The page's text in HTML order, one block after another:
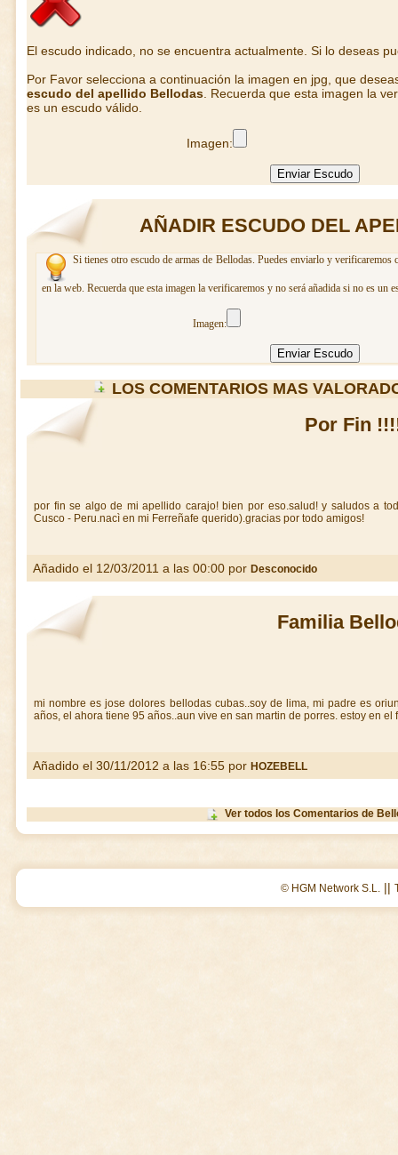
El escudo indicado, no se encuentra actualmente. Si lo deseas
Por Favor selecciona a continuación la imagen en jpg, que
escudo del apellido Bellodas. Recuerda que esta imagen la
es un escudo válido.
Imagen:
AÑADIR ESCUDO DEL
Si tienes otro escudo de armas de Bellodas. Puedes enviarlo y
en la web. Recuerda que esta imagen la verificaremos y no será añadida si no es un
Imagen:
LOS COMENTARIOS MAS
Por Fin
por fin se algo de mi apellido carajo! bien por eso.salud! y saludos a
Cusco - Peru.nacì en mi Ferreñafe querido).gracias por todo amigos!
Añadido el 12/03/2011 a las 00:00 por Desconocido
Familia
mi nombre es jose dolores bellodas cubas..soy de lima, mi padre es
años, el ahora tiene 95 años..aun vive en san martin de porres. estoy en el
Añadido el 30/11/2012 a las 16:55 por HOZEBELL
Ver todos los Comentarios de
© HGM Network S.L. ||